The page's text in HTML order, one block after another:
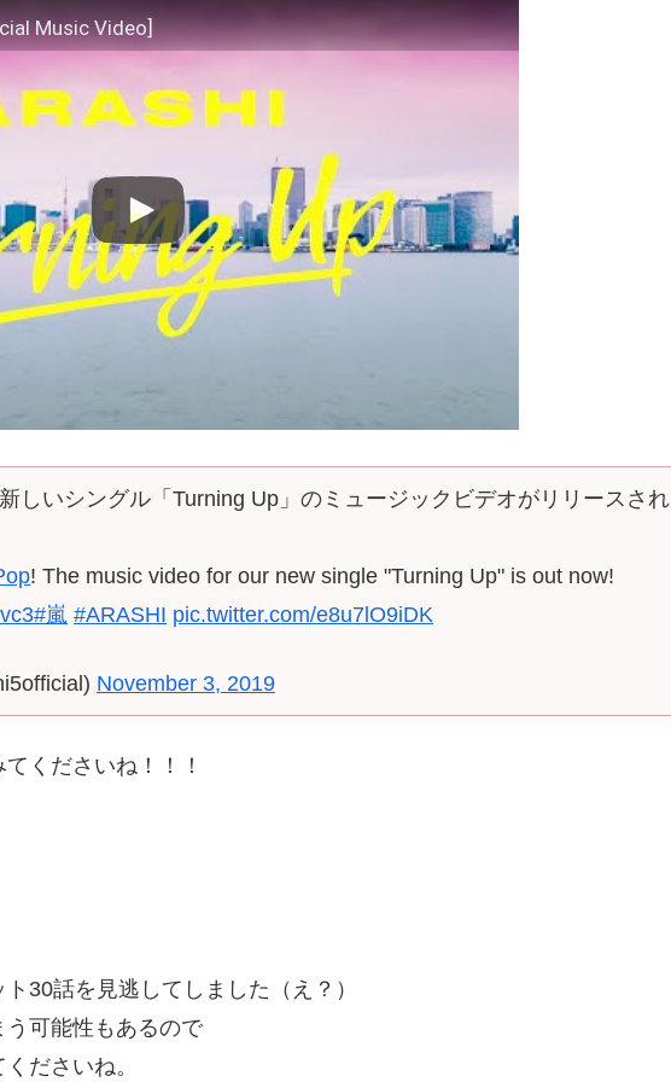
Music Video]
しいシングル「Turning Up」のミュージックビデオがリリースされ
! The music video for our new single "Turning Up" is out now!
#嵐 #ARASHI pic.twitter.com/e8u7lO9iDK
November 3, 2019
くださいね！！！
30話を見逃してしました（え？）
可能性もあるので
ださいね。